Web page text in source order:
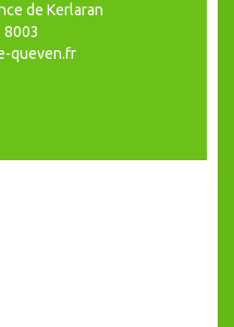
de Kerlaran
8003
queven.fr